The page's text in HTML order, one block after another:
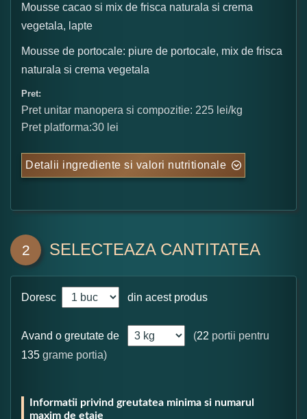
Mousse cacao si mix de frisca naturala si crema
vegetala, lapte
Mousse de portocale: piure de portocale, mix de frisca
naturala si crema vegetala
Pret:
Pret unitar manopera si compozitie: 225 lei/kg
Pret platforma:30 lei
Detalii ingrediente si valori nutritionale
2 SELECTEAZA CANTITATEA
Doresc din acest produs
Avand o greutate de (22 portii pentru
135 grame portia)
Informatii privind greutatea minima si numarul
maxim de etaje